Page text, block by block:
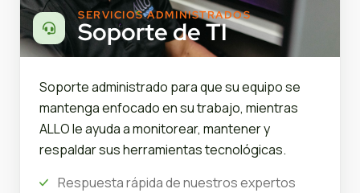
SERVICIOS ADMINISTRADOS
Soporte de TI
Soporte administrado para que su equipo se
mantenga enfocado en su trabajo, mientras
ALLO le ayuda a monitorear, mantener y
respaldar sus herramientas tecnológicas.
Respuesta rápida de nuestros expertos